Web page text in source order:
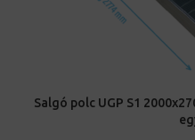
Salgó polc UGP S1